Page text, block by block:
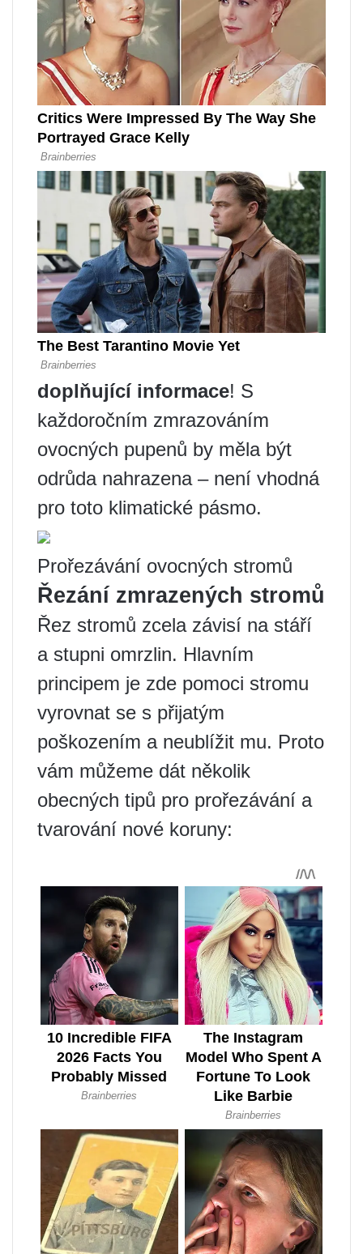
doplňující informace! S
každoročním zmrazováním
ovocných pupenů by měla být
odrůda nahrazena – není vhodná
pro toto klimatické pásmo.
Prořezávání ovocných stromů
Řezání zmrazených stromů
Řez stromů zcela závisí na stáří
a stupni omrzlin. Hlavním
principem je zde pomoci stromu
vyrovnat se s přijatým
poškozením a neublížit mu. Proto
vám můžeme dát několik
obecných tipů pro prořezávání a
tvarování nové koruny: